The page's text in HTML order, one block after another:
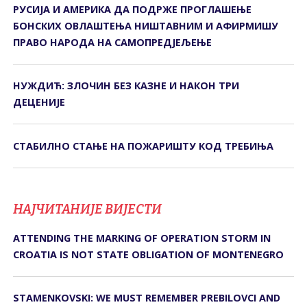
РУСИЈА И АМЕРИКА ДА ПОДРЖЕ ПРОГЛАШЕЊЕ
БОНСКИХ ОВЛАШТЕЊА НИШТАВНИМ И АФИРМИШУ
ПРАВО НАРОДА НА САМОПРЕДЈЕЉЕЊЕ
НУЖДИЋ: ЗЛОЧИН БЕЗ КАЗНЕ И НАКОН ТРИ
ДЕЦЕНИЈЕ
СТАБИЛНО СТАЊЕ НА ПОЖАРИШТУ КОД ТРЕБИЊА
НАЈЧИТАНИЈЕ ВИЈЕСТИ
ATTENDING THE MARKING OF OPERATION STORM IN
CROATIA IS NOT STATE OBLIGATION OF MONTENEGRO
STAMENKOVSKI: WE MUST REMEMBER PREBILOVCI AND